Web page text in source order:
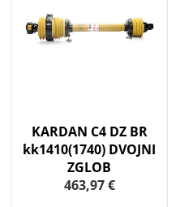
KARDAN C4 DZ BR
kk1410(1740) DVOJNI
ZGLOB
463,97 €